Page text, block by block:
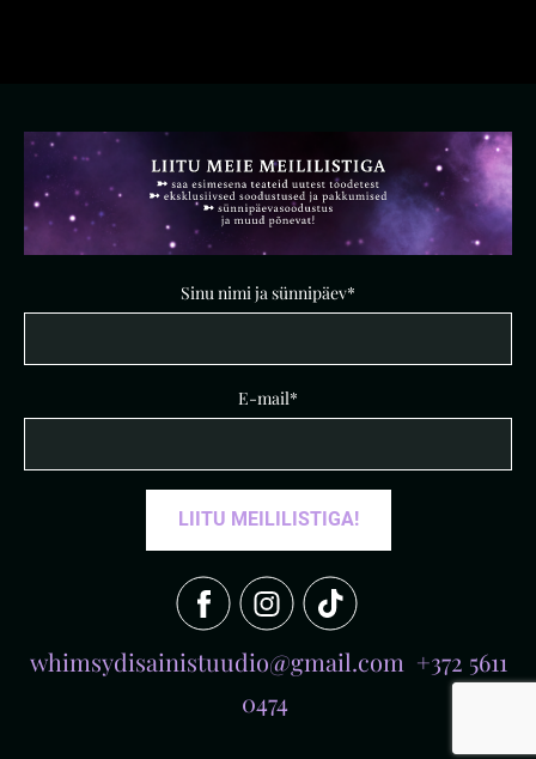
Sinu nimi ja sünnipäev
E-mail
whimsydisainistuudio@gmail.com +372 5611
0474